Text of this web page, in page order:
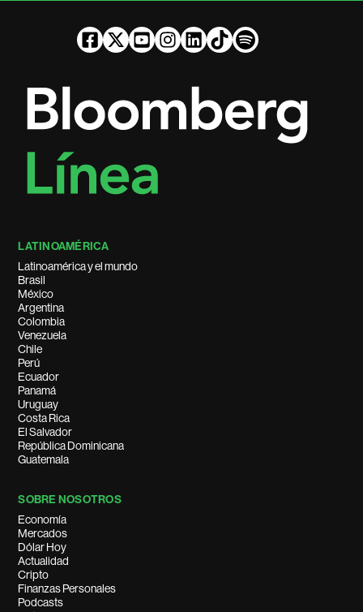
LATINOAMÉRICA
Latinoamérica y el mundo
Brasil
México
Argentina
Colombia
Venezuela
Chile
Perú
Ecuador
Panamá
Uruguay
Costa Rica
El Salvador
República Dominicana
Guatemala
SOBRE NOSOTROS
Economía
Mercados
Dólar Hoy
Actualidad
Cripto
Finanzas Personales
Podcasts